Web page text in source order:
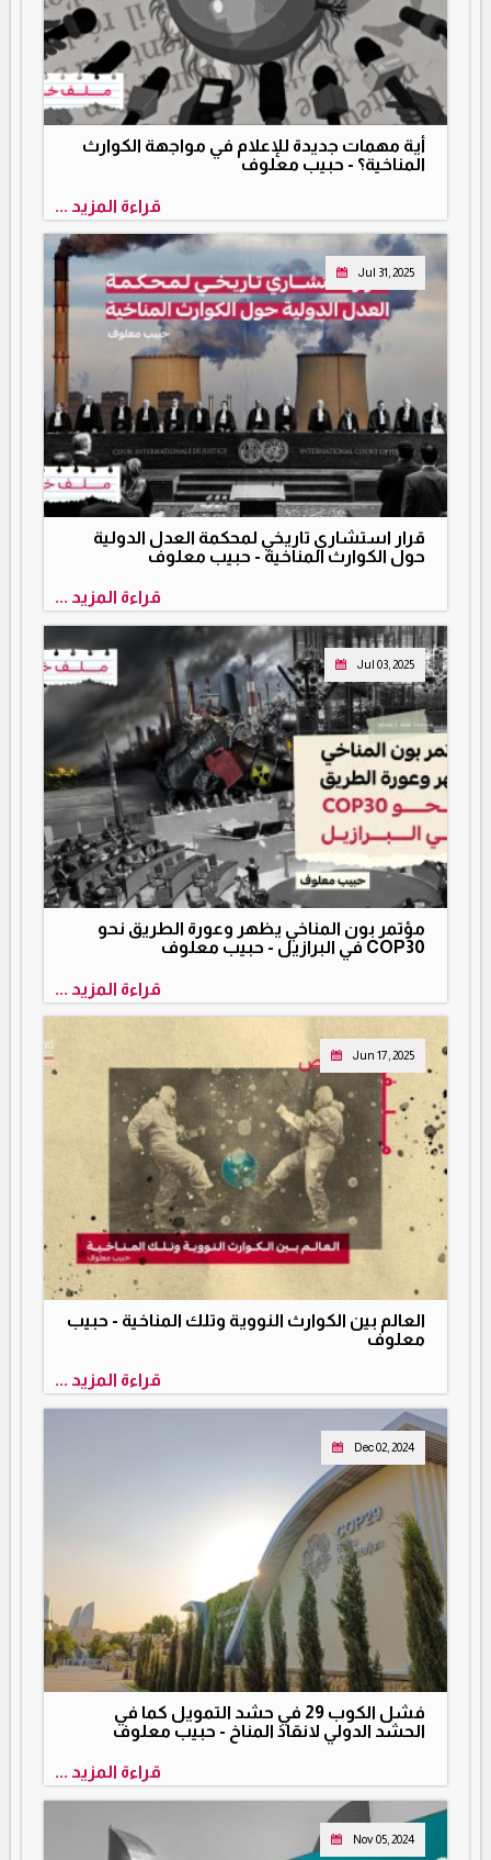
أية مهمات جديدة للإعلام في مواجهة الكوارث
المناخية؟ - حبيب معلوف
قراءة المزيد ...
Jul 31, 2025
قرار استشاري تاريخي لمحكمة العدل الدولية
حول الكوارث المناخية - حبيب معلوف
قراءة المزيد ...
Jul 03, 2025
مؤتمر بون المناخي يظهر وعورة الطريق نحو
COP30 في البرازيل - حبيب معلوف
قراءة المزيد ...
Jun 17, 2025
العالم بين الكوارث النووية وتلك المناخية - حبيب
معلوف
قراءة المزيد ...
Dec 02, 2024
فشل الكوب 29 في حشد التمويل كما في
الحشد الدولي لانقاذ المناخ - حبيب معلوف
قراءة المزيد ...
Nov 05, 2024